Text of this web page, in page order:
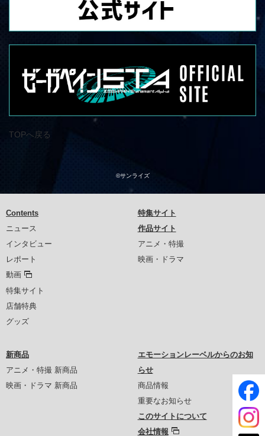
TOPへ戻る
©サンライズ
Contents
ニュース
インタビュー
レポート
動画
特集サイト
店舗特典
グッズ
特集サイト
作品サイト
アニメ・特撮
映画・ドラマ
新商品
アニメ・特撮 新商品
映画・ドラマ 新商品
エモーションレーベルからのお知
らせ
商品情報
重要なお知らせ
このサイトについて
会社情報